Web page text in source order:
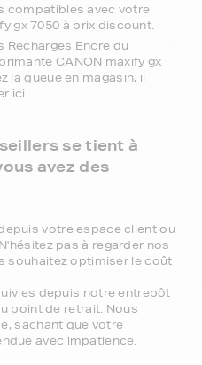
compatibles avec votre
gx 7050 à prix discount.
Recharges Encre du
CANON maxify gx
la queue en magasin, il
ici.
se tient à
avez des
votre espace client ou
pas à regarder nos
souhaitez optimiser le coût
depuis notre entrepôt
point de retrait. Nous
sachant que votre
avec impatience.